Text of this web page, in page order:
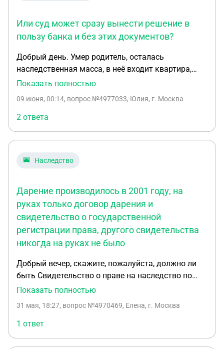
Или суд может сразу вынести решение в
пользу банка и без этих документов?
Добрый день. Умер родитель, осталась
наследственная масса, в неё входит квартира,
которая находится в залоге у банка. Нотариус
т.к. сейчас идет рассмотрение дела о
расторжении брака родителя (был заключен брак
на территории иностранного государства и там
же расторгнут, но на документах отсутствует
российский суд, без него нотариус выдать
банк, в залоге которого находится квартира,
подал в суд. Полагаю, за счет квартиры будут
взыскивать задолженность. Назначено судебное
заседание, на которое меня приглашают. Каковы
мои действия в данном случае? Могу ли я подать
заявление о приостановлении дела до момента
получения документов, подтверждающих
правообладание? Без них я не могу
распоряжаться имуществом, в т.ч. пойти на
реализовать. Или суд может сразу вынести
решение в пользу банка и без этих документов?
Показать полностью
09 июня, 00:14, вопрос №4977033, Юлия, г. Москва
2 ответа
Наследство
Дарение производилось в 2001 году, на
руках только договор дарения и
свидетельство о государственной
регистрации права, другого свидетельства
никогда на руках не было
Добрый вечер, скажите, пожалуйста, должно ли
быть Свидетельство о праве на наследство по
закону на руках одареваемого при дарении
на руках только договор дарения и
свидетельство о государственной регистрации
права, другого свидетельства никогда на руках не
Показать полностью
31 мая, 18:27, вопрос №4970469, Елена, г. Москва
1 ответ